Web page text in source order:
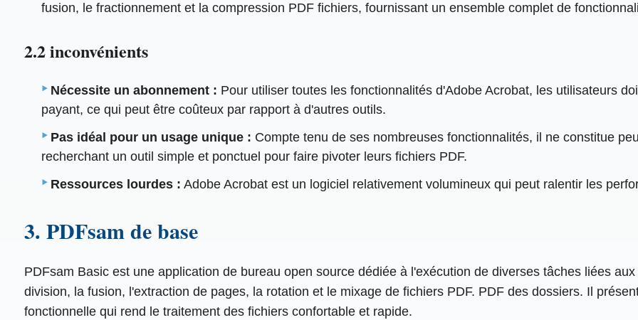
fusion, le fractionnement et la compression PDF fichiers, fournissant un ensemble complet de
2.2 inconvénients
Nécessite un abonnement : Pour utiliser toutes les fonctionnalités d'Adobe Acrobat, les utilisateurs
payant, ce qui peut être coûteux par rapport à d'autres outils.
Pas idéal pour un usage unique : Compte tenu de ses nombreuses fonctionnalités, il ne constitue
recherchant un outil simple et ponctuel pour faire pivoter leurs fichiers PDF.
Ressources lourdes : Adobe Acrobat est un logiciel relativement volumineux qui peut ralentir les
3. PDFsam de base
PDFsam Basic est une application de bureau open source dédiée à l'exécution de diverses tâches liées
division, la fusion, l'extraction de pages, la rotation et le mixage de fichiers PDF. PDF des dossiers. Il
fonctionnelle qui rend le traitement des fichiers confortable et rapide.